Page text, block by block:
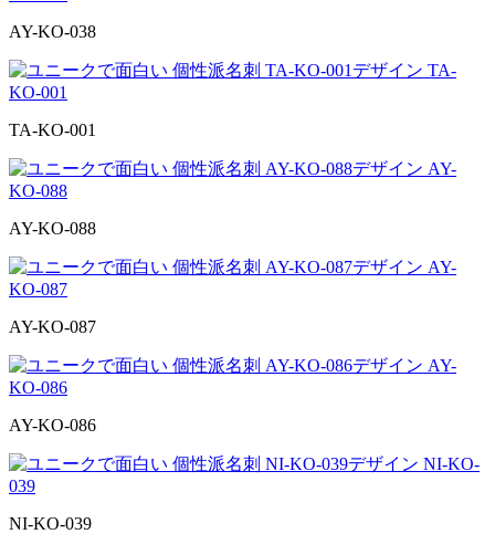
AY-KO-038
TA-KO-001
AY-KO-088
AY-KO-087
AY-KO-086
NI-KO-039